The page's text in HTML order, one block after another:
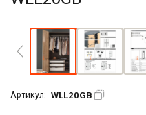
Артикул: WLL20GB